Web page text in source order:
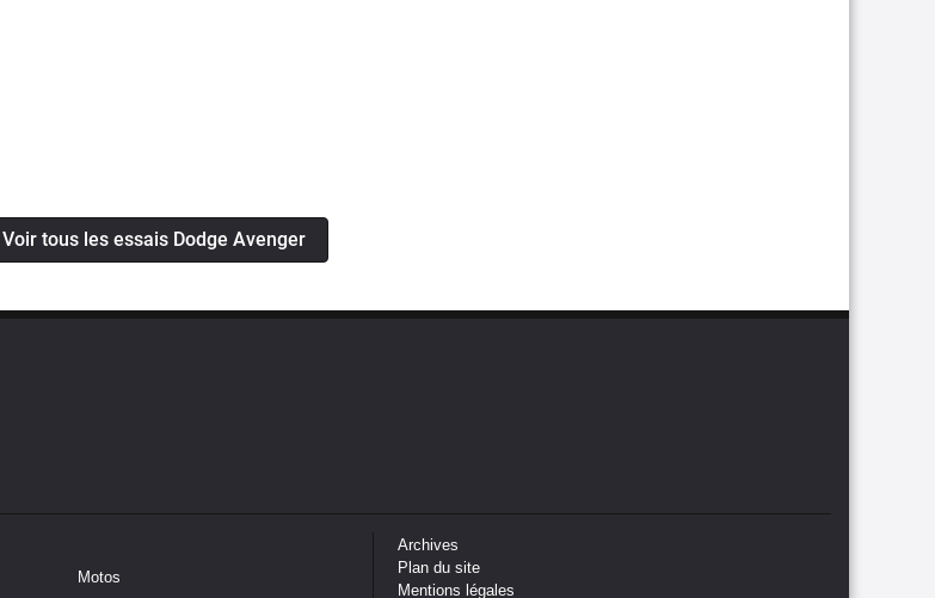
Voir tous les essais Dodge Avenger
Motos
Archives
Plan du site
Mentions légales